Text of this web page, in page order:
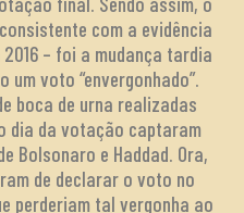
com a evidência
– foi a mudança tardia
um voto “envergonhado”.
boca de urna realizadas
dia da votação captaram
Bolsonaro e Haddad. Ora,
de declarar o voto no
perderiam tal vergonha ao